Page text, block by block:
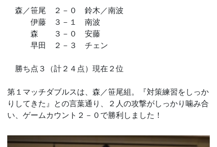
森／笹尾 ２－０ 鈴木／南波
伊藤 ３－１ 南波
森 ３－０ 安藤
早田 ２－３ チェン
勝ち点３（計２４点）現在２位
第１マッチダブルスは、森／笹尾組。『対策練習をしっか
りしてきた』との言葉通り、２人の攻撃がしっかり噛み合
い、ゲームカウント２－０で勝利しました！